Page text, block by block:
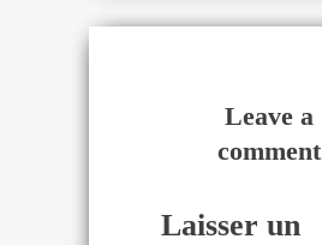
Leave a
comment
Laisser un